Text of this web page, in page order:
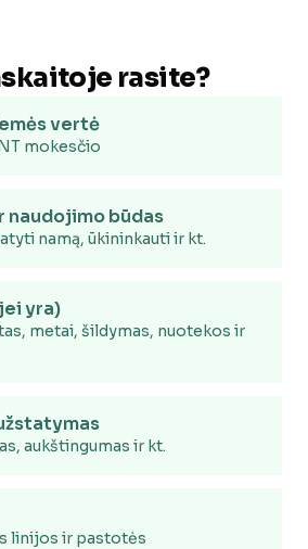
rasite?
vertė
mokesčio
naudojimo būdas
namą, ūkininkauti ir kt.
yra)
metai, šildymas, nuotekos ir
aukštingumas ir kt.
linijos ir pastotės